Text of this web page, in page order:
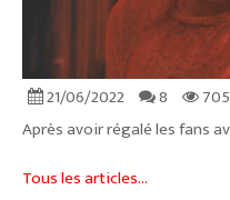
21/06/2022 8
Après avoir régalé les fans
Tous les articles...